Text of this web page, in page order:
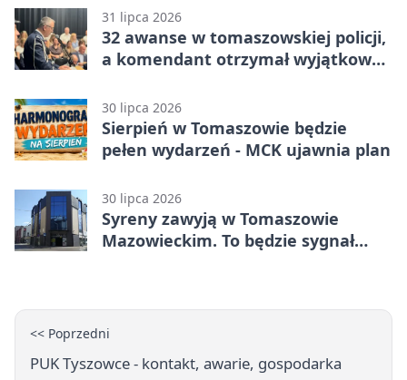
Mazowiecki 2:1
31 lipca 2026
32 awanse w tomaszowskiej policji,
a komendant otrzymał wyjątkowy
30 lipca 2026
Sierpień w Tomaszowie będzie
pełen wydarzeń - MCK ujawnia plan
30 lipca 2026
Syreny zawyją w Tomaszowie
Mazowieckim. To będzie sygnał
<< Poprzedni
PUK Tyszowce - kontakt, awarie, gospodarka